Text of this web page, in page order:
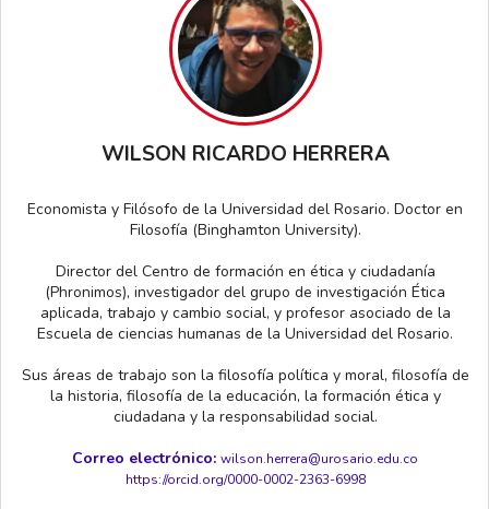
WILSON RICARDO HERRERA
Economista y Filósofo de la Universidad del Rosario. Doctor en
Filosofía (Binghamton University).
Director del Centro de formación en ética y ciudadanía
(Phronimos), investigador del grupo de investigación Ética
aplicada, trabajo y cambio social, y profesor asociado de la
Escuela de ciencias humanas de la Universidad del Rosario.
Sus áreas de trabajo son la filosofía política y moral, filosofía de
la historia, filosofía de la educación, la formación ética y
ciudadana y la responsabilidad social.
Correo electrónico: wilson.herrera@urosario.edu.co
https://orcid.org/0000-0002-2363-6998